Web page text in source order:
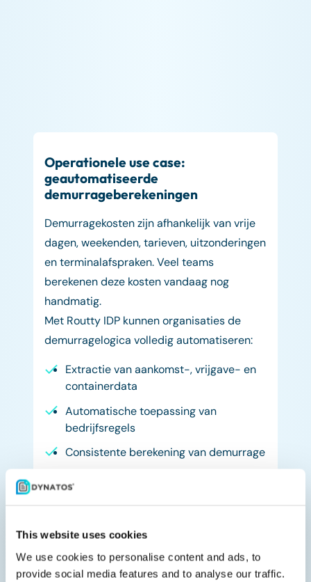
This website uses cookies
We use cookies to personalise content and ads, to
provide social media features and to analyse our traffic.
Operationele use case:
geautomatiseerde
demurrageberekeningen
Demurragekosten zijn afhankelijk van vrije
dagen, weekenden, tarieven, uitzonderingen
en terminalafspraken. Veel teams
berekenen deze kosten vandaag nog
handmatig.
Met Routty IDP kunnen organisaties de
demurragelogica volledig automatiseren:
Extractie van aankomst-, vrijgave- en
containerdata
Automatische toepassing van
bedrijfsregels
Consistente berekening van demurrage
uitzonderingen
Impact:
Consistente en transparante
financiële processen rond verzending